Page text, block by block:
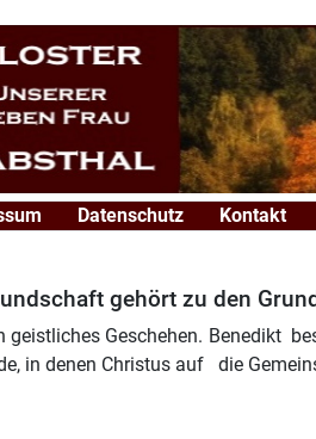
Datenschutz Kontakt
gehört zu den
geistliches Geschehen. Benedikt
in denen Christus auf die